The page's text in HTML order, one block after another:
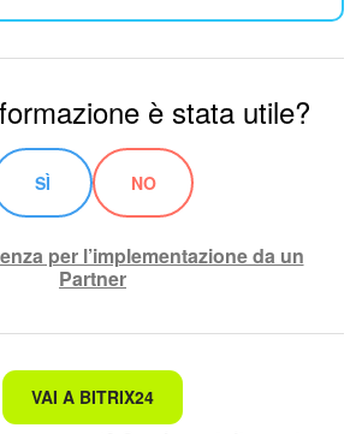
è stata utile?
SÌ NO
per l’implementazione da un
Partner
sto cercando.
VAI A BITRIX24